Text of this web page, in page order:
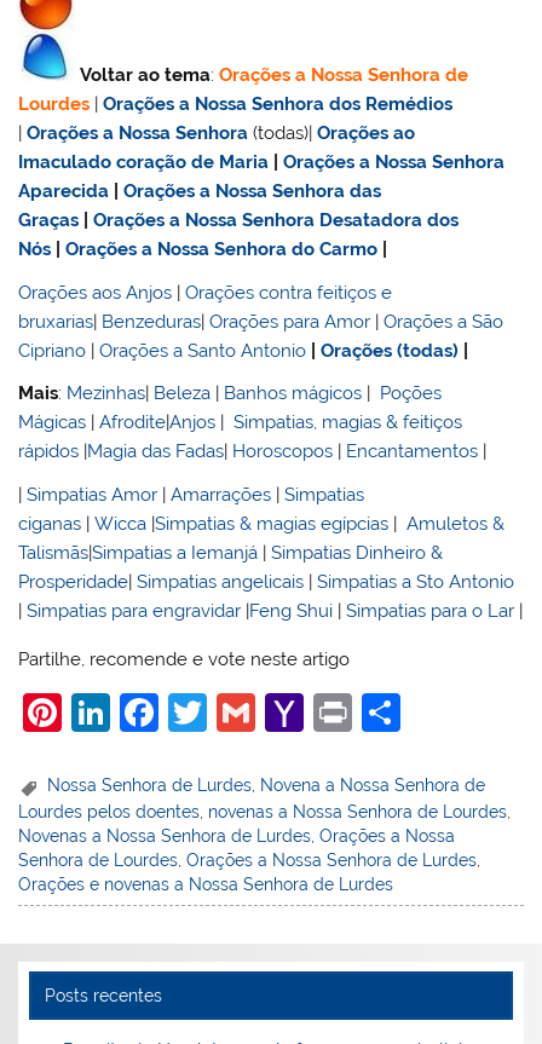
Voltar ao tema: Orações a Nossa Senhora de
Lourdes
|Orações a Nossa Senhora dos Remédios
|Orações a Nossa Senhora (todas)|Orações ao
Imaculado coração de Maria |Orações a Nossa Senhora
Aparecida |Orações a Nossa Senhora das
Graças |Orações a Nossa Senhora Desatadora dos
Nós |Orações a Nossa Senhora do Carmo
Orações aos Anjos |Orações contra feitiços e
bruxarias| Benzeduras|Orações para Amor |Orações a São
Cipriano |Orações a Santo Antonio |Orações (todas)
Mais: Mezinhas| Beleza | Banhos mágicos | Poções
Mágicas |Afrodite|Anjos |Simpatias, magias & feitiços
rápidos |Magia das Fadas| Horoscopos | Encantamentos |
|Simpatias Amor |Amarrações |Simpatias
ciganas |Wicca |Simpatias & magias egípcias |Amuletos &
Talismãs|Simpatias a Iemanjá |Simpatias Dinheiro &
Prosperidade|Simpatias angelicais |Simpatias a Sto Antonio
|Simpatias para engravidar |Feng Shui |Simpatias para o Lar |
Partilhe, recomende e vote neste artigo
Pi
er
e
st
Li
k
e
dI
n
F
c
e
b
o
k
T
itt
er
G
ai
l
Y
h
o
o
M
l
Pr
t
ar
e
Nossa Senhora de Lurdes, Novena a Nossa Senhora de
Lourdes pelos doentes novenas a Nossa Senhora de Lourdes
Novenas a Nossa Senhora de Lurdes ,Orações a Nossa
Senhora de Lourdes ,Orações a Nossa Senhora de Lurdes
Orações e novenas a Nossa Senhora de Lurdes
Posts recentes